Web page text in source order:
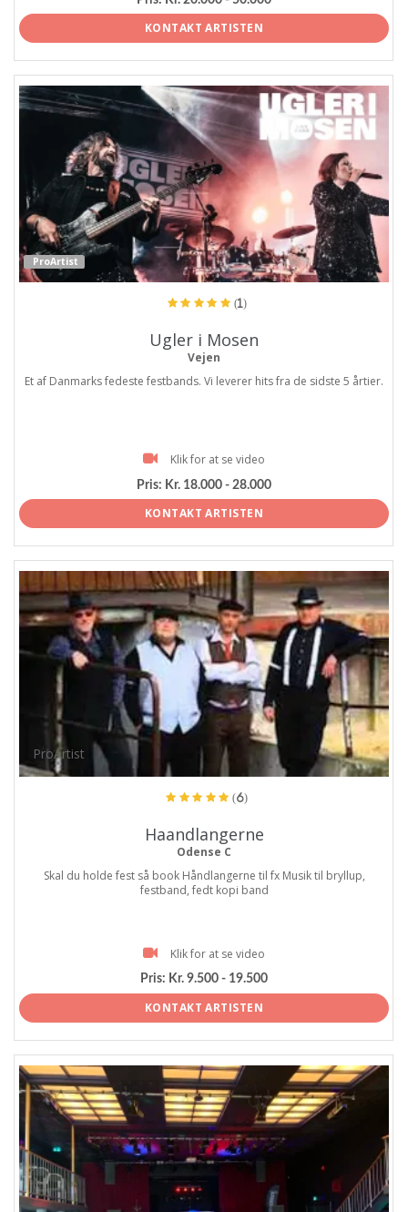
KONTAKT ARTISTEN
ProArtist
(1)
Ugler i Mosen
Vejen
Et af Danmarks fedeste festbands. Vi leverer hits fra de sidste 5 årtier.
Klik for at se video
Pris: Kr. 18.000 - 28.000
KONTAKT ARTISTEN
ProArtist
(6)
Haandlangerne
Odense C
Skal du holde fest så book Håndlangerne til fx Musik til bryllup,
festband, fedt kopi band
Klik for at se video
Pris: Kr. 9.500 - 19.500
KONTAKT ARTISTEN